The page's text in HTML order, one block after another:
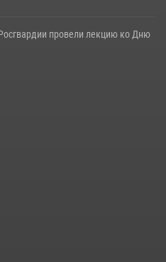
провели лекцию ко Дню